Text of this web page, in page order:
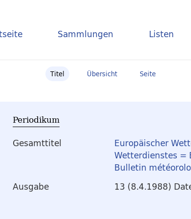
Sammlungen Listen
Titel Übersicht Seite
Periodikum
Gesamttitel
Europäischer
Wetterdienstes =
Bulletin
Ausgabe
13 (8.4.1988)